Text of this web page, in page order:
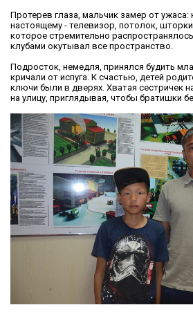
Протерев глаза, мальчик замер от ужаса:
настоящему - телевизор, потолок,
которое стремительно
клубами окутывал все пространство.
Подросток, немедля, принялся будить
кричали от испуга. К счастью, детей
ключи были в дверях. Хватая сестричек
на улицу, приглядывая, чтобы братишки